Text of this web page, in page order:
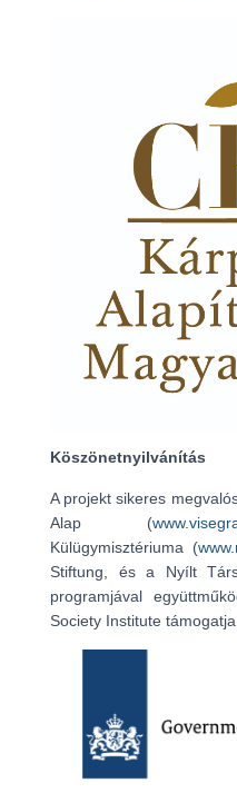
Köszönetnyilvánítás
A projekt sikeres
Alap (
Külügymisztériuma (
Stiftung, és a Nyílt
programjával
Society Institute támogatja.